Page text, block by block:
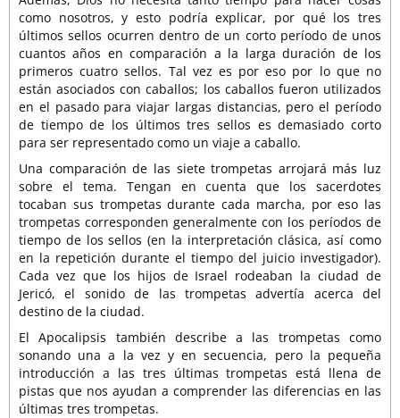
como nosotros, y esto podría explicar, por qué los tres
últimos sellos ocurren dentro de un corto período de unos
cuantos años en comparación a la larga duración de los
primeros cuatro sellos. Tal vez es por eso por lo que no
están asociados con caballos; los caballos fueron utilizados
en el pasado para viajar largas distancias, pero el período
de tiempo de los últimos tres sellos es demasiado corto
para ser representado como un viaje a caballo.
Una comparación de las siete trompetas arrojará más luz
sobre el tema. Tengan en cuenta que los sacerdotes
tocaban sus trompetas durante cada marcha, por eso las
trompetas corresponden generalmente con los períodos de
tiempo de los sellos (en la interpretación clásica, así como
en la repetición durante el tiempo del juicio investigador).
Cada vez que los hijos de Israel rodeaban la ciudad de
Jericó, el sonido de las trompetas advertía acerca del
destino de la ciudad.
El Apocalipsis también describe a las trompetas como
sonando una a la vez y en secuencia, pero la pequeña
introducción a las tres últimas trompetas está llena de
pistas que nos ayudan a comprender las diferencias en las
últimas tres trompetas.